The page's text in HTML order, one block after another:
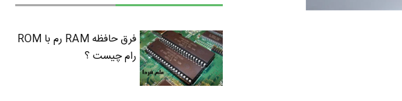
فرق حافظه RAM رم با ROM
رام چیست ؟